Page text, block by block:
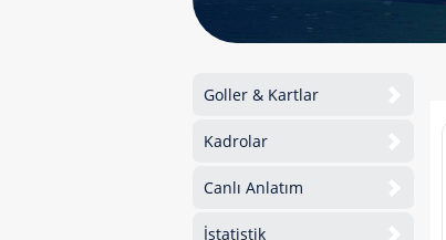
Goller & Kartlar
Kadrolar
Canlı Anlatım
İstatistik